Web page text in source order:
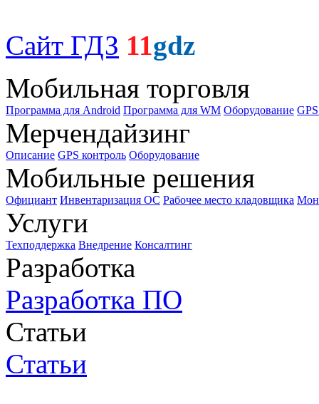
Сайт ГДЗ 11gdz
Мобильная торговля
Программа для Android Программа для WM Оборудование
Мерчендайзинг
Описание GPS контроль Оборудование
Мобильные решения
Официант Инвентаризация ОС Рабочее место кладовщика
Услуги
Техподдержка Внедрение Консалтинг
Разработка
Разработка ПО
Статьи
Статьи